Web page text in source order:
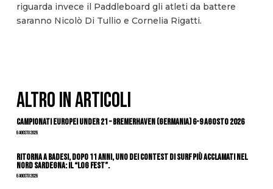
riguarda invece il Paddleboard gli atleti da battere
saranno Nicolò Di Tullio e Cornelia Rigatti.
ALTRO IN ARTICOLI
Campionati Europei Under 21 – Bremerhaven (Germania) 6-9 agosto 2026
6 Agosto 2026
Ritorna a Badesi, dopo 11 anni, uno dei contest di surf più acclamati nel
nord Sardegna: il “Log Fest”.
6 Agosto 2026